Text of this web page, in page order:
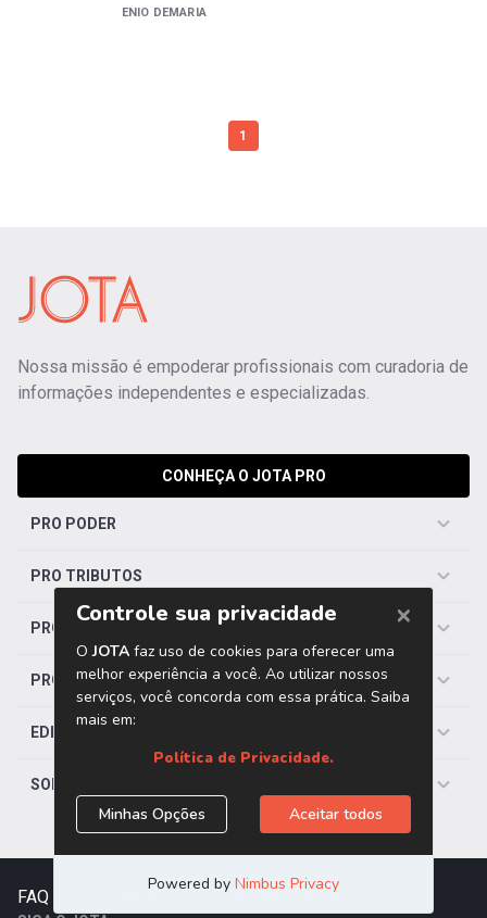
ENIO DEMARIA
1
Nossa missão é empoderar profissionais com curadoria de
informações independentes e especializadas.
CONHEÇA O JOTA PRO
PRO PODER
PRO TRIBUTOS
PRO TRABALHISTA
PRO SAÚDE
EDITORIAS
SOBRE O JOTA
FAQ Trabalhe Conosco